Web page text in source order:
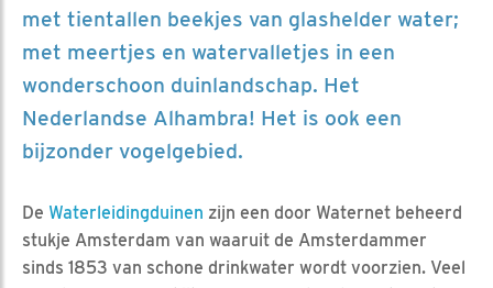
met tientallen beekjes van glashelder water;
met meertjes en watervalletjes in een
wonderschoon duinlandschap. Het
Nederlandse Alhambra! Het is ook een
bijzonder vogelgebied.
De Waterleidingduinen zijn een door Waternet beheerd
stukje Amsterdam van waaruit de Amsterdammer
sinds 1853 van schone drinkwater wordt voorzien. Veel